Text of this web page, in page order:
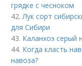
грядке с чесноком
42.Лук сорт
для Сибири
43. Каланхоэ серый
44. Когда класть
навоза?